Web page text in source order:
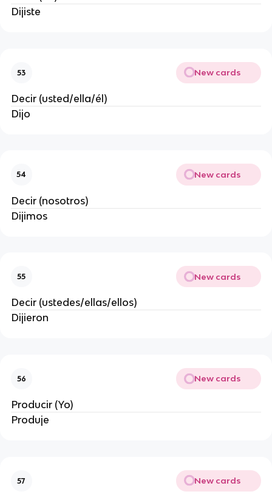
Dijiste
53 New cards
Decir (usted/ella/él)
Dijo
54 New cards
Decir (nosotros)
Dijimos
55 New cards
Decir (ustedes/ellas/ellos)
Dijieron
56 New cards
Producir (Yo)
Produje
57 New cards